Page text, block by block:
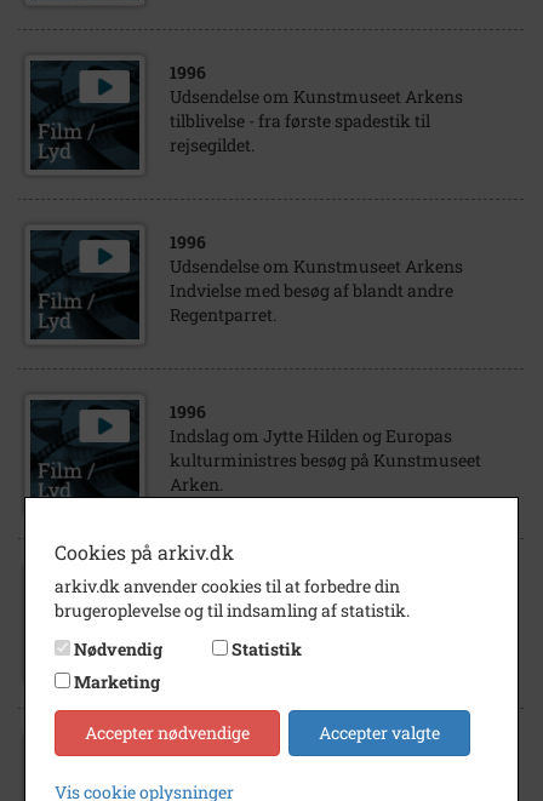
1996
Udsendelse om Kunstmuseet Arkens
tilblivelse - fra første spadestik til
rejsegildet.
1996
Udsendelse om Kunstmuseet Arkens
Indvielse med besøg af blandt andre
Regentparret.
1996
Indslag om Jytte Hilden og Europas
kulturministres besøg på Kunstmuseet
Arken.
1996
Indslag om Emil Nolde udstillingen på
Kunstmuseet Arken.
1996
Indslag om KLF kunstudstillingen på
Cookies på arkiv.dk
arkiv.dk anvender cookies til at forbedre din
brugeroplevelse og til indsamling af statistik.
Nødvendig
Statistik
Marketing
Accepter nødvendige Accepter valgte
Vis cookie oplysninger